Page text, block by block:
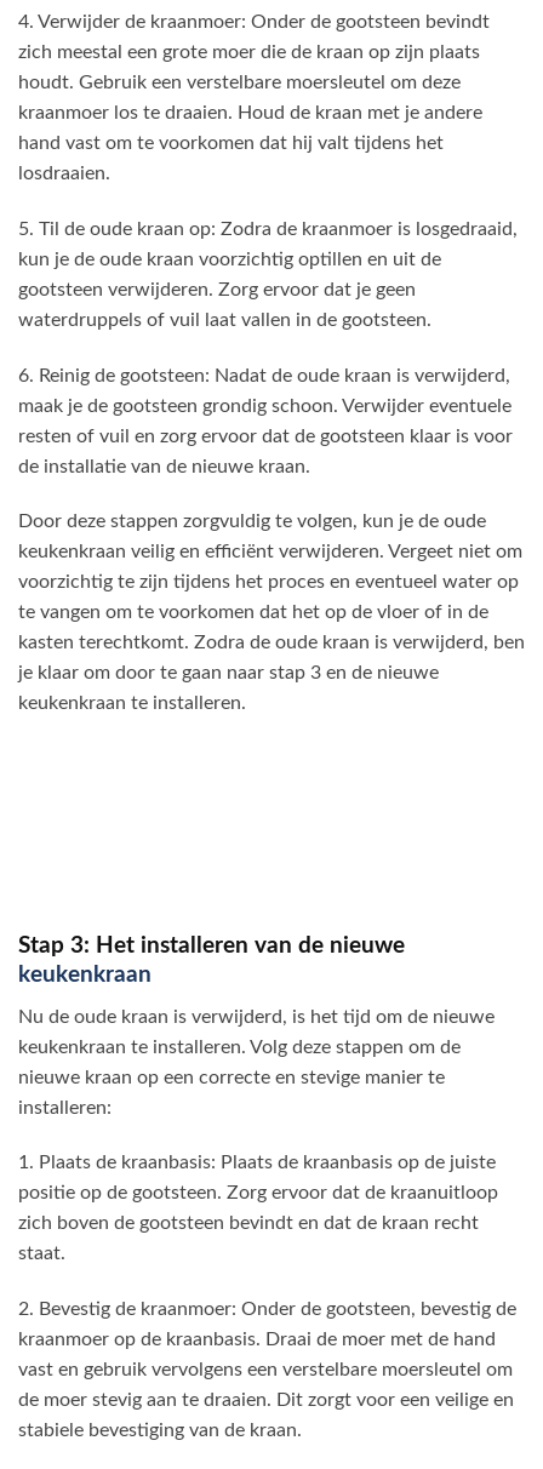
4. Verwijder de kraanmoer: Onder de gootsteen bevindt
zich meestal een grote moer die de kraan op zijn plaats
houdt. Gebruik een verstelbare moersleutel om deze
kraanmoer los te draaien. Houd de kraan met je andere
hand vast om te voorkomen dat hij valt tijdens het
losdraaien.
5. Til de oude kraan op: Zodra de kraanmoer is losgedraaid,
kun je de oude kraan voorzichtig optillen en uit de
gootsteen verwijderen. Zorg ervoor dat je geen
waterdruppels of vuil laat vallen in de gootsteen.
6. Reinig de gootsteen: Nadat de oude kraan is verwijderd,
maak je de gootsteen grondig schoon. Verwijder eventuele
resten of vuil en zorg ervoor dat de gootsteen klaar is voor
de installatie van de nieuwe kraan.
Door deze stappen zorgvuldig te volgen, kun je de oude
keukenkraan veilig en efficiënt verwijderen. Vergeet niet om
voorzichtig te zijn tijdens het proces en eventueel water op
te vangen om te voorkomen dat het op de vloer of in de
kasten terechtkomt. Zodra de oude kraan is verwijderd, ben
je klaar om door te gaan naar stap 3 en de nieuwe
keukenkraan te installeren.
Stap 3: Het installeren van de nieuwe
keukenkraan
Nu de oude kraan is verwijderd, is het tijd om de nieuwe
keukenkraan te installeren. Volg deze stappen om de
nieuwe kraan op een correcte en stevige manier te
installeren:
1. Plaats de kraanbasis: Plaats de kraanbasis op de juiste
positie op de gootsteen. Zorg ervoor dat de kraanuitloop
zich boven de gootsteen bevindt en dat de kraan recht
staat.
2. Bevestig de kraanmoer: Onder de gootsteen, bevestig de
kraanmoer op de kraanbasis. Draai de moer met de hand
vast en gebruik vervolgens een verstelbare moersleutel om
de moer stevig aan te draaien. Dit zorgt voor een veilige en
stabiele bevestiging van de kraan.